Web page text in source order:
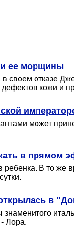
ее морщины
своем отказе
кожи и
может
в прямом
В то
в
Лора.